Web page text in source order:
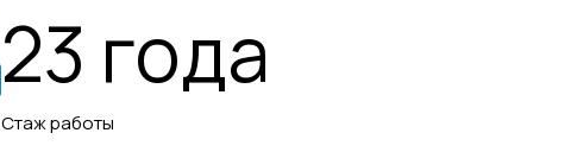
23 года
Стаж работы